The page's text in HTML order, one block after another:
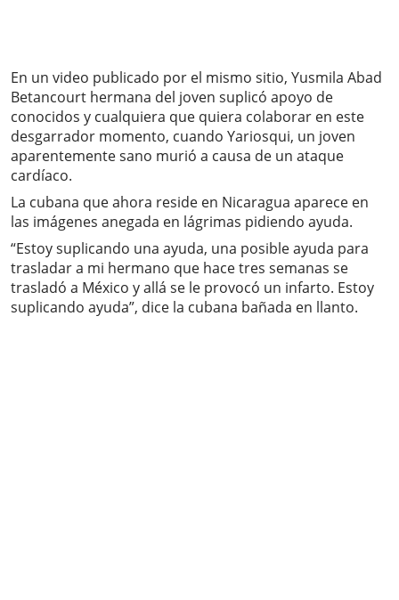
En un video publicado por el mismo sitio, Yusmila Abad
Betancourt hermana del joven suplicó apoyo de
conocidos y cualquiera que quiera colaborar en este
desgarrador momento, cuando Yariosqui, un joven
aparentemente sano murió a causa de un ataque
cardíaco.
La cubana que ahora reside en Nicaragua aparece en
las imágenes anegada en lágrimas pidiendo ayuda.
“Estoy suplicando una ayuda, una posible ayuda para
trasladar a mi hermano que hace tres semanas se
trasladó a México y allá se le provocó un infarto. Estoy
suplicando ayuda”, dice la cubana bañada en llanto.